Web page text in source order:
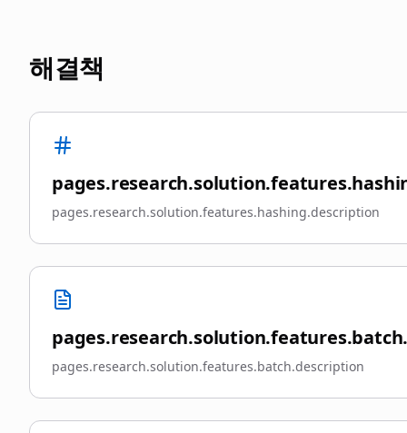
해결책
pages.research.solution.features.hashing.description
pages.research.solution.features.batch.description